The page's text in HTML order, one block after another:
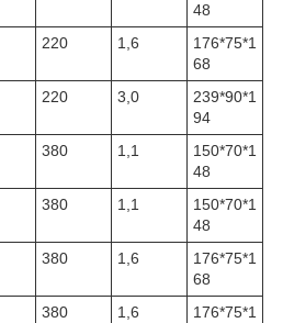
48
220 1,6
176*75*1
68
220 3,0
239*90*1
94
380 1,1
150*70*1
48
380 1,1
150*70*1
48
380 1,6
176*75*1
68
380 1,6
176*75*1